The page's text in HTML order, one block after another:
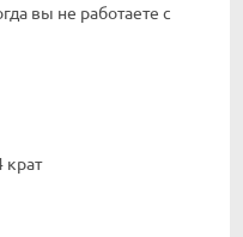
вы не работаете с
крат